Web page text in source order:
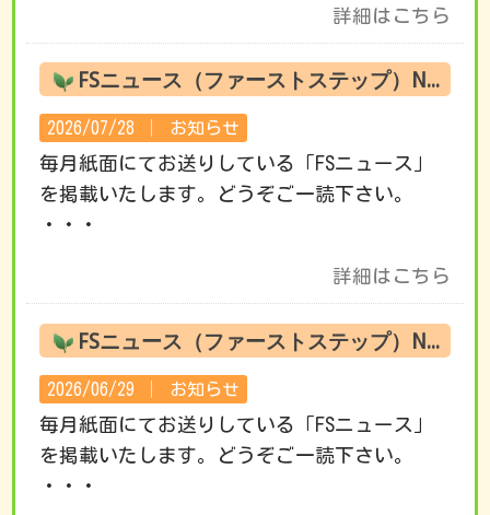
詳細はこちら
FSニュース（ファーストステップ）No.222 8月の活動です
2026/07/28 │ お知らせ
毎月紙面にてお送りしている「FSニュース」
を掲載いたします。どうぞご一読下さい。
・・・
詳細はこちら
FSニュース（ファーストステップ）No.221 7月の活動です
2026/06/29 │ お知らせ
毎月紙面にてお送りしている「FSニュース」
を掲載いたします。どうぞご一読下さい。
・・・